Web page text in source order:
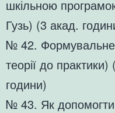
шкільною
Гузь) (3 акад.
№ 42. Формувальне
теорії до
години)
№ 43. Як допомогти